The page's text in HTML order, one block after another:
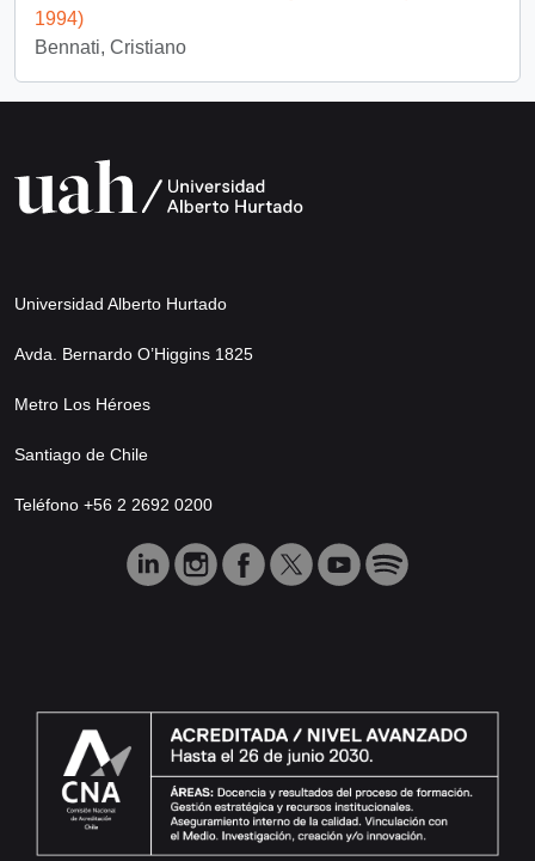
1994)
Bennati, Cristiano
Universidad Alberto Hurtado
Avda. Bernardo O’Higgins 1825
Metro Los Héroes
Santiago de Chile
Teléfono +56 2 2692 0200